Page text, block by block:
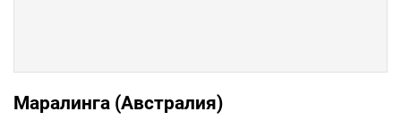
Маралинга (Австралия)